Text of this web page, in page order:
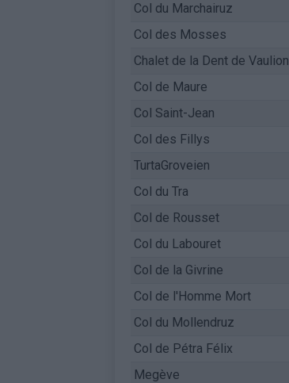
Col du Marchairuz
Col des Mosses
Chalet de la Dent de Vaulion
Col de Maure
Col Saint-Jean
Col des Fillys
TurtaGroveien
Col du Tra
Col de Rousset
Col du Labouret
Col de la Givrine
Col de l'Homme Mort
Col du Mollendruz
Col de Pétra Félix
Megève